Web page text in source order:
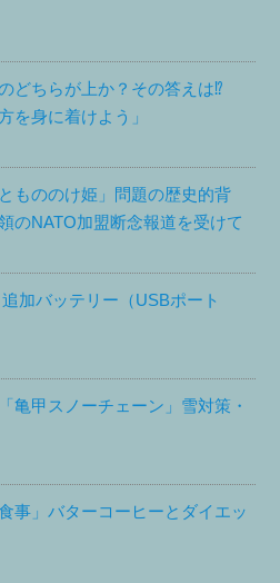
どちらが上か？その答えは⁉
身に着けよう」
もののけ姫」問題の歴史的背
のNATO加盟断念報道を受けて
加バッテリー（USBポート
亀甲スノーチェーン」雪対策・
事」バターコーヒーとダイエッ